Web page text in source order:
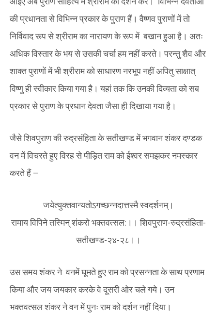
की प्रधानता से विभिन्न प्रकार के पुराण हैं। वैष्णव पुराणों में तो
निर्विवाद रूप से श्रीराम का नारायण के रूप में बखान हुआ है। अतः
अधिक विस्तार के भय से उसकी चर्चा हम नहीं करते। परन्तु शैव और
शाक्त पुराणों में भी श्रीराम को साधारण नरभूप नहीं अपितु साक्षात्
विष्णु ही स्वीकार किया गया है। यहां तक कि उनकी दिव्यता को सब
प्रकार से पुराण के प्रधान देवता जैसा ही दिखाया गया है।
जैसे शिवपुराण की रुद्रसंहिता के सतीखण्ड में भगवान शंकर दण्डक
वन में विचरते हुए विरह से पीड़ित राम को ईश्वर समझकर नमस्कार
करते हैं –
जयेत्युक्तवान्यतोऽगच्छन्नदात्तस्मै स्वदर्शनम्।
रामाय विपिने तस्मिन् शंकरो भक्तवत्सल:।। शिवपुराण-रुद्रसंहिता-
सतीखण्ड-२४-२८।।
उस समय शंकर ने वनमें घूमते हुए राम को प्रसन्नता के साथ प्रणाम
किया और जय जयकार करके वे दूसरी ओर चले गये। उन
भक्तवत्सल शंकर ने वन में पुनः राम को दर्शन नहीं दिया‌।